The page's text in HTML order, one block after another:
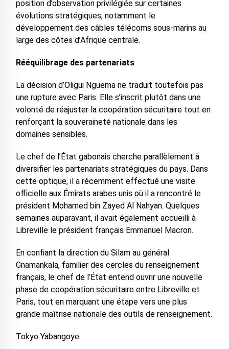
position d’observation privilégiée sur certaines
évolutions stratégiques, notamment le
développement des câbles télécoms sous-marins au
large des côtes d’Afrique centrale.
Rééquilibrage des partenariats
La décision d’Oligui Nguema ne traduit toutefois pas
une rupture avec Paris. Elle s’inscrit plutôt dans une
volonté de réajuster la coopération sécuritaire tout en
renforçant la souveraineté nationale dans les
domaines sensibles.
Le chef de l’État gabonais cherche parallèlement à
diversifier les partenariats stratégiques du pays. Dans
cette optique, il a récemment effectué une visite
officielle aux Émirats arabes unis où il a rencontré le
président Mohamed bin Zayed Al Nahyan. Quelques
semaines auparavant, il avait également accueilli à
Libreville le président français Emmanuel Macron.
En confiant la direction du Silam au général
Gnamankala, familier des cercles du renseignement
français, le chef de l’État entend ouvrir une nouvelle
phase de coopération sécuritaire entre Libreville et
Paris, tout en marquant une étape vers une plus
grande maîtrise nationale des outils de renseignement.
Tokyo Yabangoye